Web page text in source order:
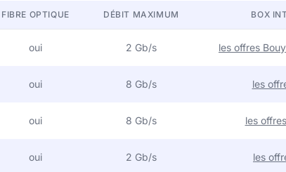
FIBRE OPTIQUE DÉBIT MAXIMUM BOX
oui 2 Gb/s les offres
oui 8 Gb/s les
oui 8 Gb/s les
oui 2 Gb/s les